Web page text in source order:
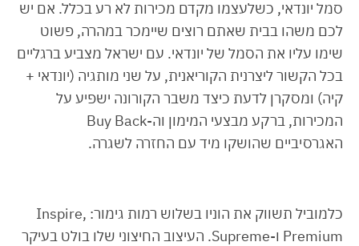
סמל יונדאי, כשלעצמו מקדם מכירות לא רע בכלל. אם יש
לכם משהו בבית שאתם רוצים שיימכר במהרה, פשוט
שימו עליו את הסמל של יונדאי. עם ישראל מצביע ברגליים
בכל הקשור ליצרנית הקוריאנית, על שני מותגיה (יונדאי +
קיה) ומסקרן לדעת כיצד משבר הקורונה ישפיע על
המכירות, ברקע מבצעי המימון וה-Buy Back
האגרסיביים שהושקו מיד עם החזרה לשגרה.
כלמוביל תשווק את הוניו בשלוש רמות גימור: Inspire,
Premium ו-Supreme. העיצוב החיצוני שלו בולט בעיקר